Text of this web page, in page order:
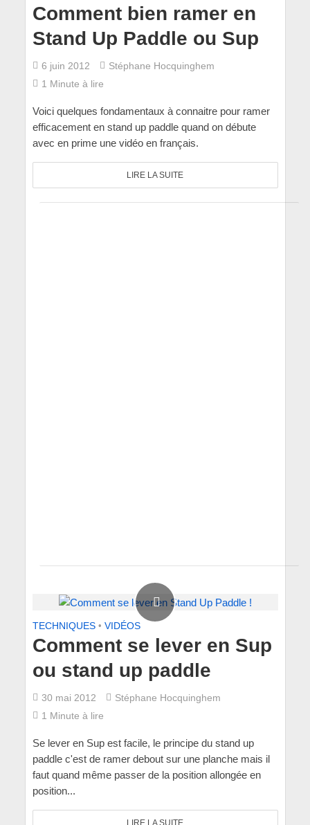
Comment bien ramer en
Stand Up Paddle ou Sup
6 juin 2012
Stéphane Hocquinghem
1 Minute à lire
Voici quelques fondamentaux à connaitre pour ramer
efficacement en stand up paddle quand on débute
avec en prime une vidéo en français.
LIRE LA SUITE
TECHNIQUES • VIDÉOS
Comment se lever en Sup
ou stand up paddle
30 mai 2012
Stéphane Hocquinghem
1 Minute à lire
Se lever en Sup est facile, le principe du stand up
paddle c'est de ramer debout sur une planche mais il
faut quand même passer de la position allongée en
position...
LIRE LA SUITE